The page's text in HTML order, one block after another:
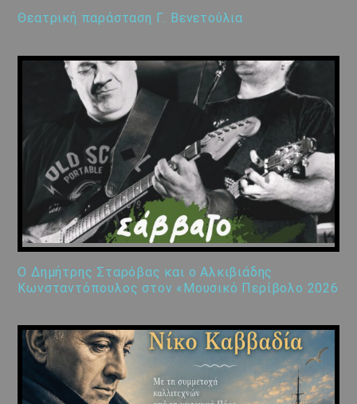
Θεατρική παράσταση Γ. Βενετούλια
Ο Δημήτρης Σταρόβας και ο Αλκιβιάδης
Κωνσταντόπουλος στον «Μουσικό Περίβολο 2026